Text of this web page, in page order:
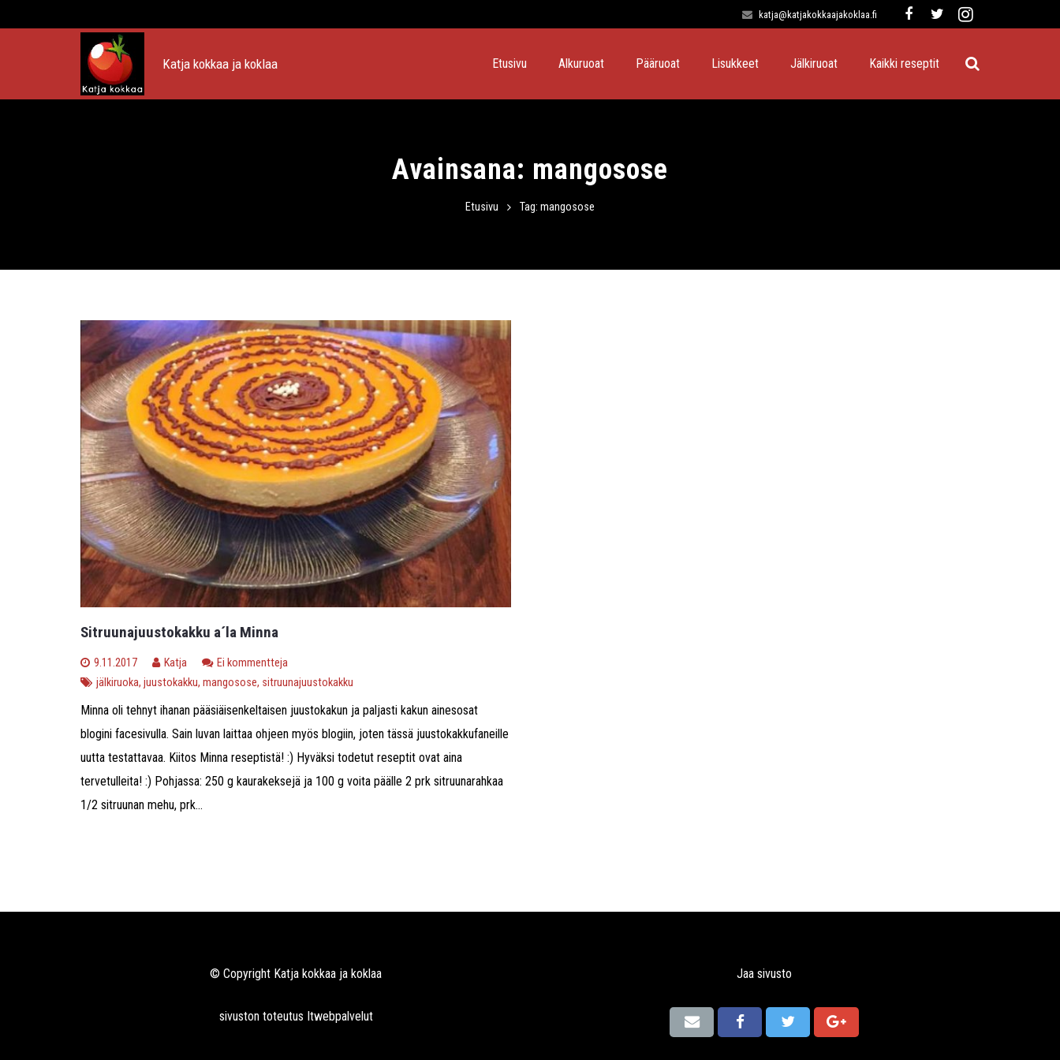
katja@katjakokkaajakoklaa.fi
Katja kokkaa ja koklaa Etusivu Alkuruoat Pääruoat Lisukkeet Jälkiruoat Kaikki reseptit
Avainsana: mangosose
Etusivu Tag: mangosose
Sitruunajuustokakku a´la Minna
9.11.2017 Katja
Ei kommentteja
jälkiruoka, juustokakku, mangosose, sitruunajuustokakku
Minna oli tehnyt ihanan pääsiäisenkeltaisen juustokakun ja paljasti kakun ainesosat
blogini facesivulla. Sain luvan laittaa ohjeen myös blogiin, joten tässä juustokakkufaneille
uutta testattavaa. Kiitos Minna reseptistä! :) Hyväksi todetut reseptit ovat aina
tervetulleita! :) Pohjassa: 250 g kaurakeksejä ja 100 g voita päälle 2 prk sitruunarahkaa
1/2 sitruunan mehu, prk...
© Copyright Katja kokkaa ja koklaa
sivuston toteutus Itwebpalvelut
Jaa sivusto